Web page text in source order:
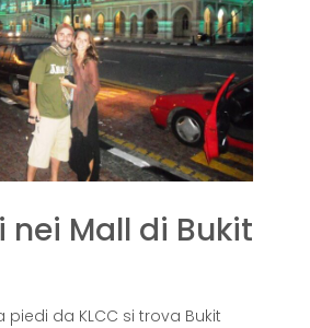
nei Mall di Bukit
piedi da KLCC si trova Bukit